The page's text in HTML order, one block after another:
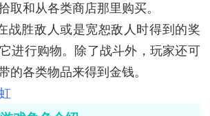
取和从各类商店那里购买。
战胜敌人或是宽恕敌人时得到的奖
进行购物。除了战斗外，玩家还可
的各类物品来得到金钱。